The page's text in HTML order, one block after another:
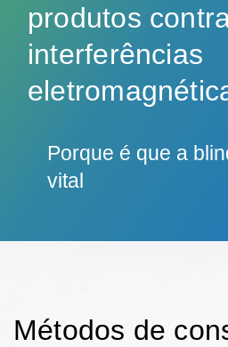
produtos
interferências
Porque é que a
vital
dispositivos e sistemas
EMI é crucial para
Métodos de